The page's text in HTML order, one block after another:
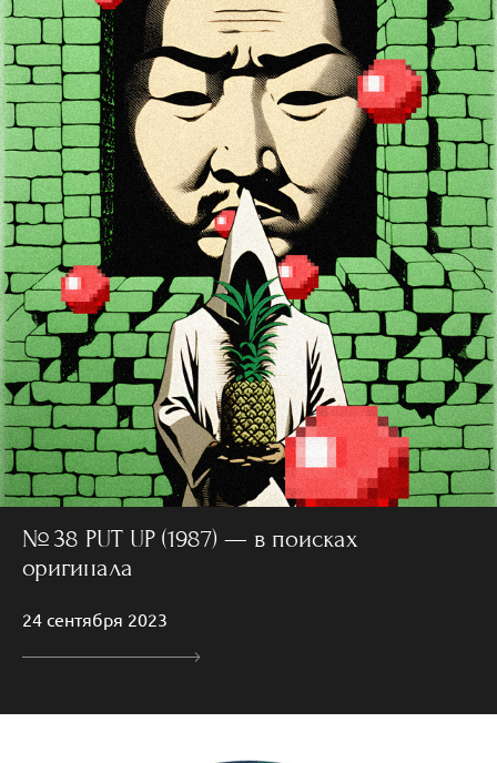
№ 38 PUT UP (1987) — в поисках
оригинала
24 сентября 2023